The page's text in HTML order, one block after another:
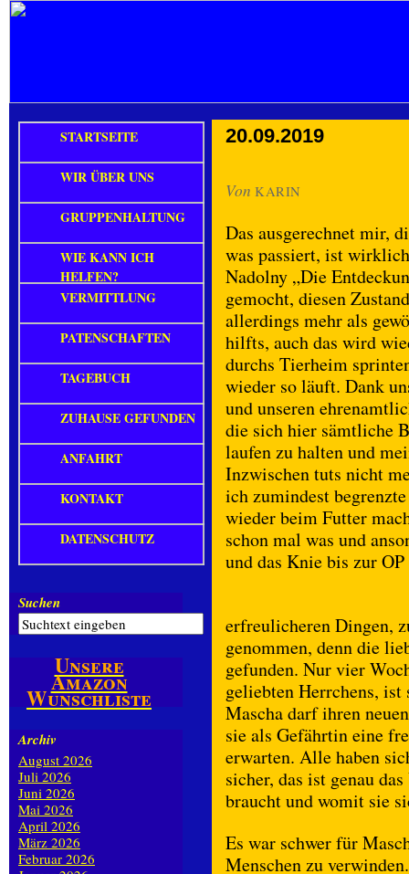
20.09.2019
Von KARIN
Das ausgerechnet mir,
was passiert, ist
Nadolny „Die
gemocht, diesen
allerdings mehr als
hilfts, auch das wird
durchs Tierheim
wieder so läuft. Dank
und unseren
die sich hier sämtliche
laufen zu halten und
Inzwischen tuts nicht
ich zumindest
wieder beim Futter
schon mal was und
und das Knie bis zur
erfreulicheren Dingen,
genommen, denn die
gefunden. Nur vier
geliebten Herrchens,
Mascha darf ihren
sie als Gefährtin eine
erwarten. Alle haben
sicher, das ist genau
braucht und womit sie
Es war schwer für
Menschen zu
STARTSEITE
WIR ÜBER UNS
GRUPPENHALTUNG
WIE KANN ICH
HELFEN?
VERMITTLUNG
PATENSCHAFTEN
TAGEBUCH
ZUHAUSE GEFUNDEN
ANFAHRT
KONTAKT
DATENSCHUTZ
Suchen
Unsere
Amazon
Wunschliste
Archiv
August 2026
Juli 2026
Juni 2026
Mai 2026
April 2026
März 2026
Februar 2026